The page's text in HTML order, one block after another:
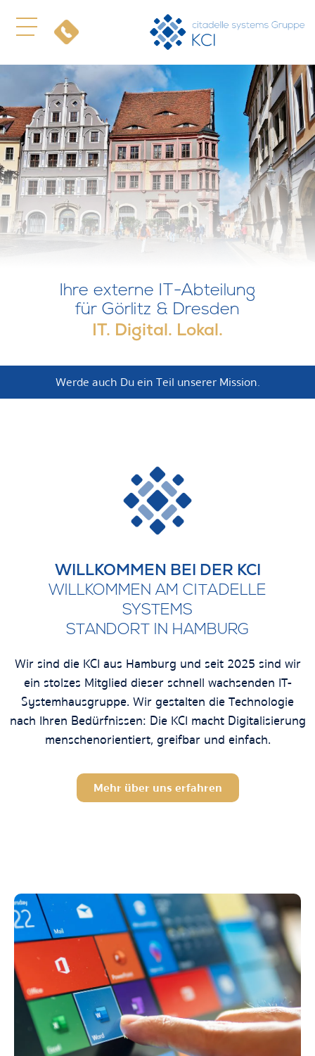
Ihre externe IT-Abteilung
für Görlitz & Dresden
IT. Digital. Lokal.
Werde auch Du ein Teil unserer Mission.
WILLKOMMEN BEI DER KCI
WILLKOMMEN AM CITADELLE
SYSTEMS
STANDORT IN HAMBURG
Wir sind die KCI aus Hamburg und seit 2025 sind wir
ein stolzes Mitglied dieser schnell wachsenden IT-
Systemhausgruppe. Wir gestalten die Technologie
nach Ihren Bedürfnissen: Die KCI macht Digitalisierung
menschenorientiert, greifbar und einfach.
Mehr über uns erfahren